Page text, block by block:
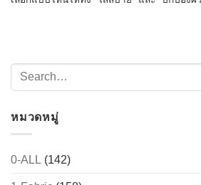
หมวดหมู่
0-ALL (142)